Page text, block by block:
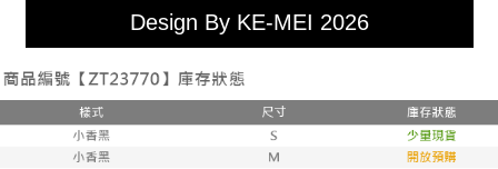
Design By KE-MEI 2026